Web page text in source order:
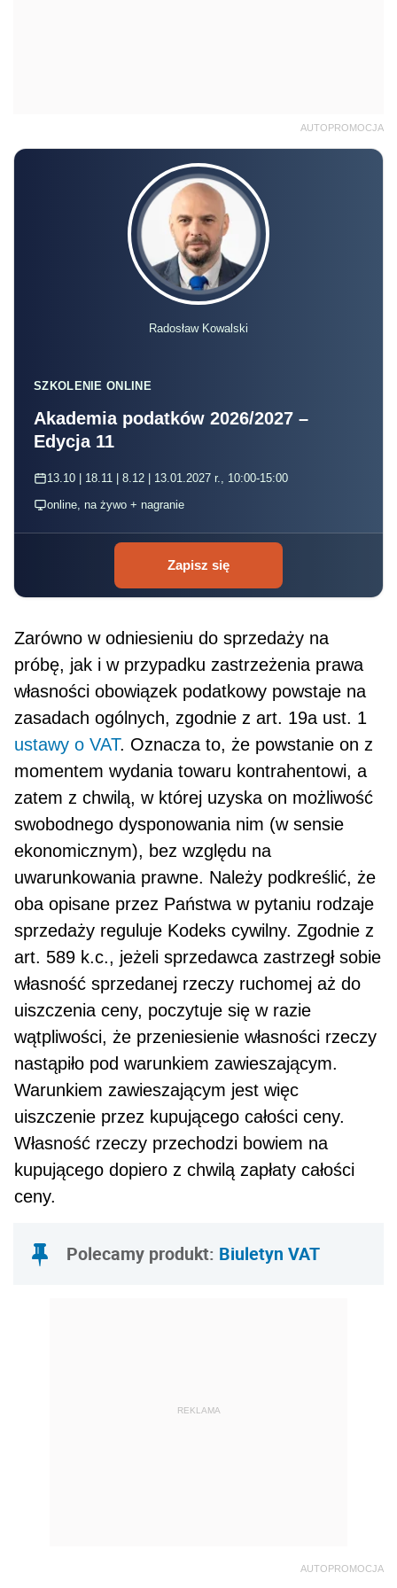
AUTOPROMOCJA
Radosław Kowalski
SZKOLENIE ONLINE
Akademia podatków 2026/2027 –
Edycja 11
13.10 | 18.11 | 8.12 | 13.01.2027 r., 10:00-15:00
online, na żywo + nagranie
Zapisz się
Zarówno w odniesieniu do sprzedaży na
próbę, jak i w przypadku zastrzeżenia prawa
własności obo­wiązek podatkowy powstaje na
zasadach ogólnych, zgodnie z art. 19a ust. 1
ustawy o VAT. Oznacza to, że powstanie on z
momentem wydania towaru kontrahentowi, a
zatem z chwilą, w której uzyska on możli­wość
swobodnego dysponowania nim (w sensie
ekonomicznym), bez względu na
uwarunkowania prawne. Należy podkreślić, że
oba opisane przez Państwa w pytaniu rodzaje
sprzedaży reguluje Kodeks cywilny. Zgodnie z
art. 589 k.c., jeżeli sprzedawca zastrzegł sobie
własność sprzedanej rzeczy ruchomej aż do
uiszczenia ceny, poczytuje się w razie
wątpliwości, że przeniesienie własności rzeczy
nastąpiło pod wa­runkiem zawieszającym.
Warunkiem zawieszającym jest więc
uiszczenie przez kupującego całości ceny.
Własność rzeczy przechodzi bowiem na
kupującego dopiero z chwilą zapłaty całości
ceny.
Polecamy produkt: Biuletyn VAT
REKLAMA
AUTOPROMOCJA